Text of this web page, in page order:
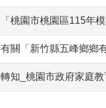
「桃園市桃園區115年
有關「新竹縣五峰鄉鄉
轉知_桃園市政府家庭